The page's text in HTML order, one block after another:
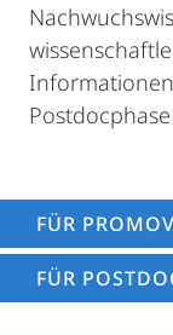
FÜR
FÜR